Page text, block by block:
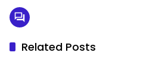
Related Posts